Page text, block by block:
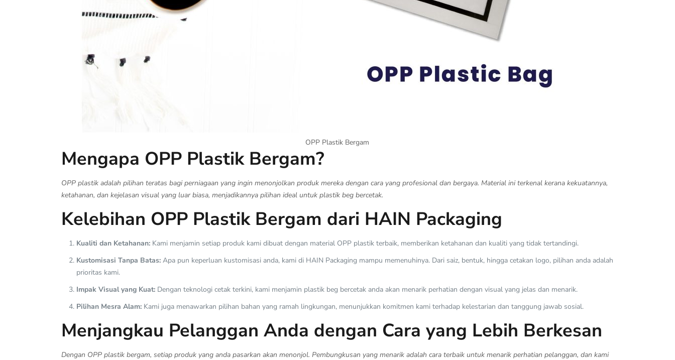
OPP Plastik Bergam
Mengapa OPP Plastik Bergam?
OPP plastik adalah pilihan teratas bagi perniagaan yang ingin menonjolkan produk mereka dengan cara yang profesional dan bergaya. Material ini terkenal kerana kekuatannya,
ketahanan, dan kejelasan visual yang luar biasa, menjadikannya pilihan ideal untuk plastik beg bercetak.
Kelebihan OPP Plastik Bergam dari HAIN Packaging
Kualiti dan Ketahanan: Kami menjamin setiap produk kami dibuat dengan material OPP plastik terbaik, memberikan ketahanan dan kualiti yang tidak tertandingi.
Kustomisasi Tanpa Batas: Apa pun keperluan kustomisasi anda, kami di HAIN Packaging mampu memenuhinya. Dari saiz, bentuk, hingga cetakan logo, pilihan anda adalah
prioritas kami.
Impak Visual yang Kuat: Dengan teknologi cetak terkini, kami menjamin plastik beg bercetak anda akan menarik perhatian dengan visual yang jelas dan menarik.
Pilihan Mesra Alam: Kami juga menawarkan pilihan bahan yang ramah lingkungan, menunjukkan komitmen kami terhadap kelestarian dan tanggung jawab sosial.
Menjangkau Pelanggan Anda dengan Cara yang Lebih Berkesan
Dengan OPP plastik bergam, setiap produk yang anda pasarkan akan menonjol. Pembungkusan yang menarik adalah cara terbaik untuk menarik perhatian pelanggan, dan kami